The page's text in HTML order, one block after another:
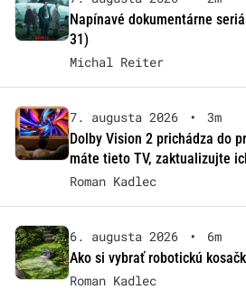
Napínavé dokumentárne
31)
Michal Reiter
7. augusta 2026 •
3m
Dolby Vision 2 prichádza do
máte tieto TV, zaktualizujte
Roman Kadlec
6. augusta 2026 •
6m
Ako si vybrať robotickú
Roman Kadlec